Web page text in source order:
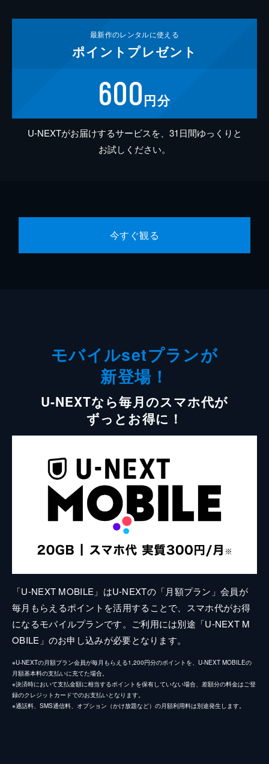
最新作のレンタルに使える
ポイント プレゼント
600円分
U-NEXTがお届けするサービスを、31日間ゆっくりと
お試しください。
今すぐ観る
モバイルsetプランが
新登場！
U-NEXTなら毎月のスマホ代が
ずっとお得に！
「U-NEXT MOBILE」はU-NEXTの「月額プラン」会員が
毎月もらえるポイントを活用することで、スマホ代がお得
になるモバイルプランです。ご利用には別途「U-NEXT M
OBILE」のお申し込みが必要となります。
※U-NEXTの月額プラン会員が毎月もらえる1,200円分のポイントを、U-NEXT MOBILEの
月額基本料の支払いに充てた場合。
※決済時において支払金額に相当するポイントを保有していない場合、差額分の料金はご登
録のクレジットカードでのお支払いとなります。
※通話料、SMS通信料、オプション（かけ放題など）の月額利用料は別途発生します。